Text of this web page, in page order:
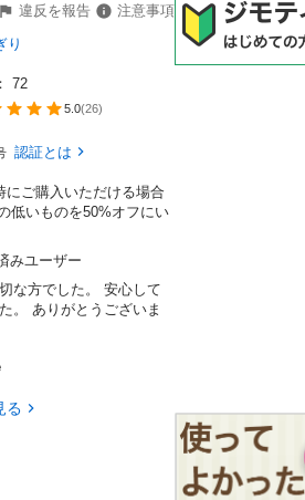
違反を報告
注意事項
り
72
5.0(26)
認証とは
ご購入いただける場合
低いものを50%オフにい
みユーザー
な方でした。 安心して
。 ありがとうございま
る